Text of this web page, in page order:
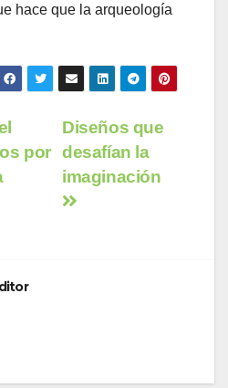
hace que la arqueología
Diseños que
desafían la
imaginación
por